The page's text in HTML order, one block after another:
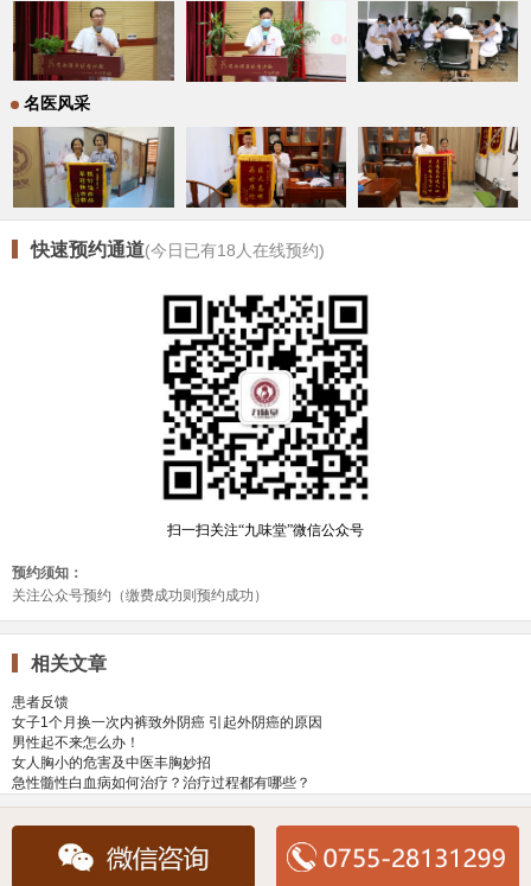
名医风采
快速预约通道(今日已有18 人在线预约)
相关文章
患者反馈
女子1个月换一次内裤致外阴癌 引起外阴癌的原因
男性起不来怎么办！
女人胸小的危害及中医丰胸妙招
急性髓性白血病如何治疗？治疗过程都有哪些？